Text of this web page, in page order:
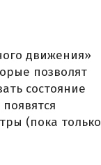
движения»
позволят
состояние
(пока только